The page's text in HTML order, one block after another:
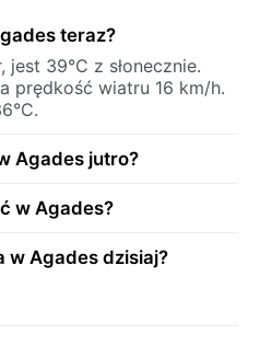
teraz?
jest 39°C z słonecznie.
prędkość wiatru 16 km/h.
Agades jutro?
w Agades?
w Agades dzisiaj?